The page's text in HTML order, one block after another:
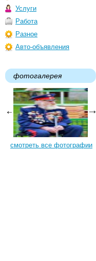
Услуги
Работа
Разное
Авто-объявления
фотогалерея
смотреть все фотографии